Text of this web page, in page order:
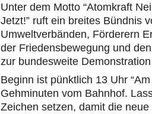
Unter dem Motto “Atomkraft
Jetzt!” ruft ein breites Bündnis
Umweltverbänden, Förderern
der Friedensbewegung und
zur bundesweite
Beginn ist pünktlich 13 Uhr
Gehminuten vom Bahnhof.
Zeichen setzen, damit die